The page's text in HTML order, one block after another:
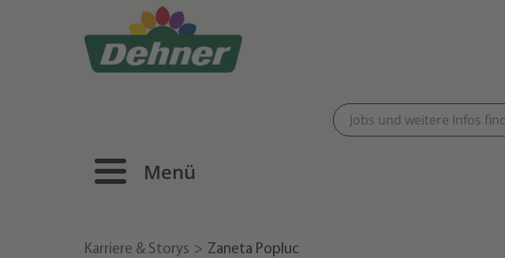
Menü
Karriere & Storys Zaneta Popluc